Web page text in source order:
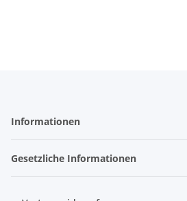
Informationen
Gesetzliche Informationen